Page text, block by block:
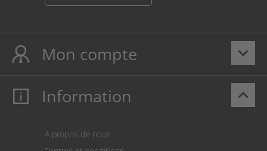
keyboard_arrow_down
Mon compte
Mon compte
Paiement
keyboard_arrow_up
Information
A propos de nous